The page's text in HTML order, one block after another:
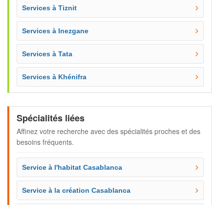
Services à Tiznit
Services à Inezgane
Services à Tata
Services à Khénifra
Spécialités liées
Affinez votre recherche avec des spécialités proches et des
besoins fréquents.
Service à l'habitat Casablanca
Service à la création Casablanca